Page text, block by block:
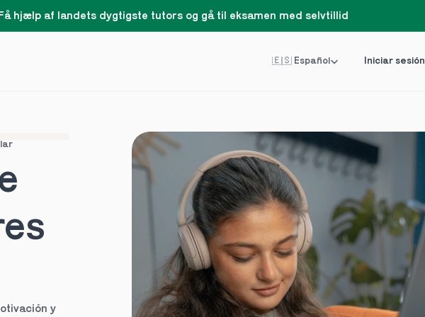
Iniciar sesión
🇪🇸 Español
hjælp af landets dygtigste tutors og gå til eksamen med selvtillid
y